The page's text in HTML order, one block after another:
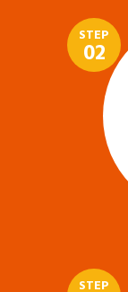
STEP
02
STEP